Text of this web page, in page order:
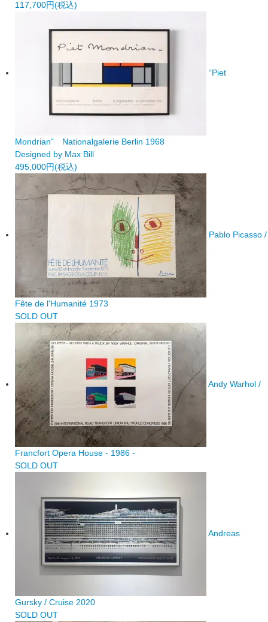
117,700円(税込)
“Piet
Mondrian” Nationalgalerie Berlin 1968
Designed by Max Bill
495,000円(税込)
Pablo Picasso /
Fête de l'Humanité 1973
SOLD OUT
Andy Warhol /
Francfort Opera House - 1986 -
SOLD OUT
Andreas
Gursky / Cruise 2020
SOLD OUT